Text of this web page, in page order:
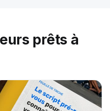
prêts à